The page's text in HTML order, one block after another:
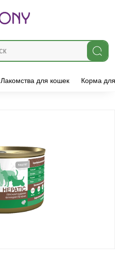
Лакомства для кошек Корма